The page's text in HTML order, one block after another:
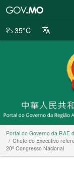
da
35°C
Portal do Governo da RAE
Chefe do Executivo
20º Congresso Nacional